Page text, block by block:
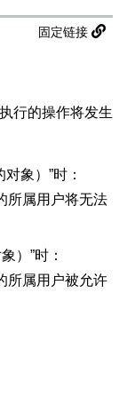
固定链接
行的操作将发生
象）”时：
所属用户将无法
）”时：
所属用户被允许